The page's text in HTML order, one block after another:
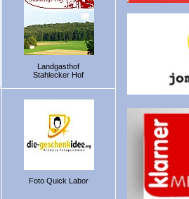
Landgasthof
Stahlecker Hof
Foto Quick Labor